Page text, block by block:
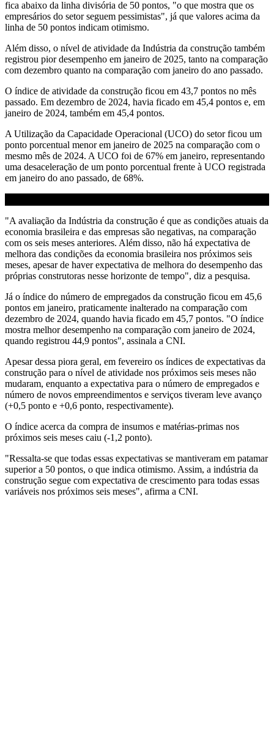
fica abaixo da linha divisória de 50 pontos, "o que mostra que os
empresários do setor seguem pessimistas", já que valores acima da
linha de 50 pontos indicam otimismo.
Além disso, o nível de atividade da Indústria da construção também
registrou pior desempenho em janeiro de 2025, tanto na comparação
com dezembro quanto na comparação com janeiro do ano passado.
O índice de atividade da construção ficou em 43,7 pontos no mês
passado. Em dezembro de 2024, havia ficado em 45,4 pontos e, em
janeiro de 2024, também em 45,4 pontos.
A Utilização da Capacidade Operacional (UCO) do setor ficou um
ponto porcentual menor em janeiro de 2025 na comparação com o
mesmo mês de 2024. A UCO foi de 67% em janeiro, representando
uma desaceleração de um ponto porcentual frente à UCO registrada
em janeiro do ano passado, de 68%.
"A avaliação da Indústria da construção é que as condições atuais da
economia brasileira e das empresas são negativas, na comparação
com os seis meses anteriores. Além disso, não há expectativa de
melhora das condições da economia brasileira nos próximos seis
meses, apesar de haver expectativa de melhora do desempenho das
próprias construtoras nesse horizonte de tempo", diz a pesquisa.
Já o índice do número de empregados da construção ficou em 45,6
pontos em janeiro, praticamente inalterado na comparação com
dezembro de 2024, quando havia ficado em 45,7 pontos. "O índice
mostra melhor desempenho na comparação com janeiro de 2024,
quando registrou 44,9 pontos", assinala a CNI.
Apesar dessa piora geral, em fevereiro os índices de expectativas da
construção para o nível de atividade nos próximos seis meses não
mudaram, enquanto a expectativa para o número de empregados e
número de novos empreendimentos e serviços tiveram leve avanço
(+0,5 ponto e +0,6 ponto, respectivamente).
O índice acerca da compra de insumos e matérias-primas nos
próximos seis meses caiu (-1,2 ponto).
"Ressalta-se que todas essas expectativas se mantiveram em patamar
superior a 50 pontos, o que indica otimismo. Assim, a indústria da
construção segue com expectativa de crescimento para todas essas
variáveis nos próximos seis meses", afirma a CNI.